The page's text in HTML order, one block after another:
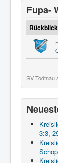
Fupa-
Rückblick
SV Todtnau
3:3,